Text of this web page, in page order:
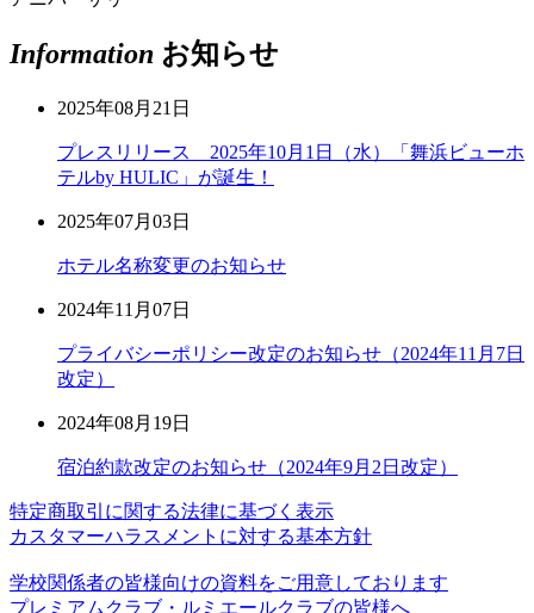
Information お知らせ
2025年08月21日
プレスリリース 2025年10月1日（水）「舞浜ビューホ
テルby HULIC」が誕生！
2025年07月03日
ホテル名称変更のお知らせ
2024年11月07日
プライバシーポリシー改定のお知らせ（2024年11月7日
改定）
2024年08月19日
宿泊約款改定のお知らせ（2024年9月2日改定）
特定商取引に関する法律に基づく表示
カスタマーハラスメントに対する基本方針
学校関係者の皆様向けの資料をご用意しております
プレミアムクラブ・ルミエールクラブの皆様へ